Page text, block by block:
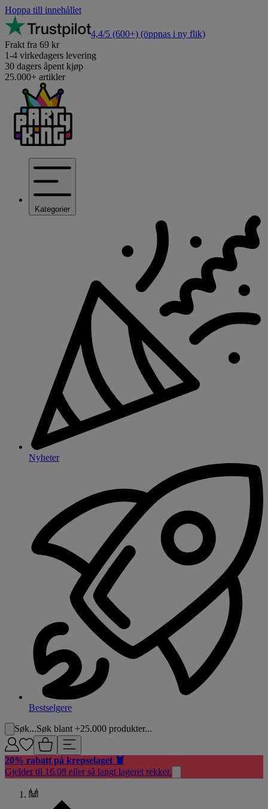
Hoppa till innehållet
4,4/5 (600+) (öppnas i ny flik)
Frakt fra 69 kr
1-4 virkedagers levering
30 dagers åpent kjøp
25.000+ artikler
Kategorier
Nyheter
Bestselgere
Søk...Søk blant +25.000 produkter...
20% rabatt på krepselaget 🦞
Gjelder til 16.08 eller så langt lageret rekker.